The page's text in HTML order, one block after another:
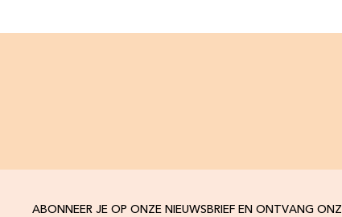
ABONNEER JE OP ONZE NIEUWSBRIEF EN ONTVANG